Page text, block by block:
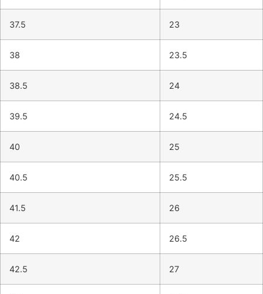
37.5 23
38 23.5
38.5 24
39.5 24.5
40 25
40.5 25.5
41.5 26
42 26.5
42.5 27